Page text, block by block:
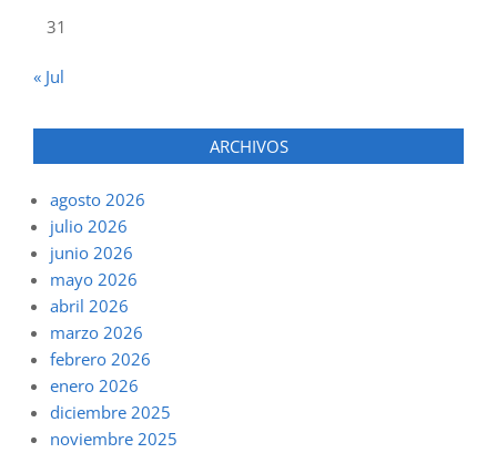
31
« Jul
ARCHIVOS
agosto 2026
julio 2026
junio 2026
mayo 2026
abril 2026
marzo 2026
febrero 2026
enero 2026
diciembre 2025
noviembre 2025